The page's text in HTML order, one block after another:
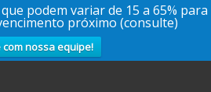
podem variar de 15 a 65% para
próximo (consulte)
com nossa equipe!